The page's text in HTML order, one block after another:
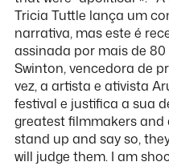
Tricia Tuttle lança um
narrativa, mas este é
assinada por mais de
Swinton, vencedora de
vez, a artista e ativista
festival e justifica a sua
greatest filmmakers
stand up and say so,
will judge them. I am